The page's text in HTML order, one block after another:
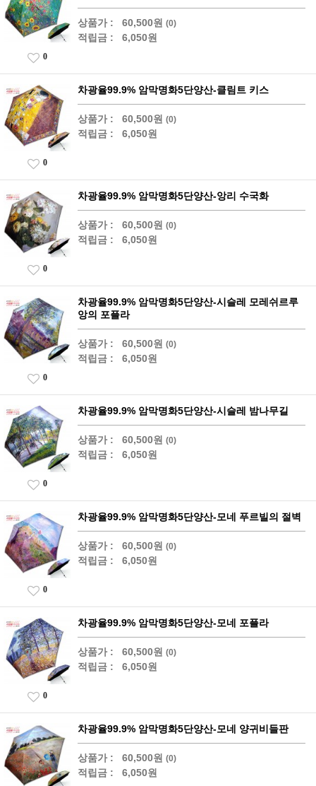
상품가 : 60,500원 (0)
적립금 : 6,050원
0
차광율99.9% 암막명화5단양산-클림트 키스
상품가 : 60,500원 (0)
적립금 : 6,050원
0
차광율99.9% 암막명화5단양산-앙리 수국화
상품가 : 60,500원 (0)
적립금 : 6,050원
0
차광율99.9% 암막명화5단양산-시슬레 모레쉬르루
앙의 포플라
상품가 : 60,500원 (0)
적립금 : 6,050원
0
차광율99.9% 암막명화5단양산-시슬레 밤나무길
상품가 : 60,500원 (0)
적립금 : 6,050원
0
차광율99.9% 암막명화5단양산-모네 푸르빌의 절벽
상품가 : 60,500원 (0)
적립금 : 6,050원
0
차광율99.9% 암막명화5단양산-모네 포플라
상품가 : 60,500원 (0)
적립금 : 6,050원
0
차광율99.9% 암막명화5단양산-모네 양귀비들판
상품가 : 60,500원 (0)
적립금 : 6,050원